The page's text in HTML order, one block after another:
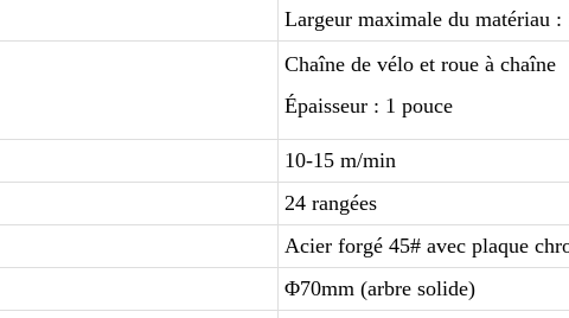
Largeur maximale du matériau :
Chaîne de vélo et roue à chaîne
Épaisseur : 1 pouce
10-15 m/min
24 rangées
Acier forgé 45# avec plaque
Φ70mm (arbre solide)